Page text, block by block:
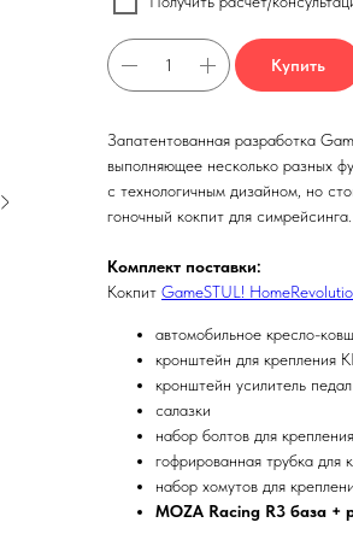
Купить
Запатентованная разработка
выполняющее несколько разных
с технологичным дизайном, но
гоночный кокпит для симрейсинга.
Комплект поставки:
Кокпит GameSTUL!
автомобильное кресло-
кронштейн для крепления
кронштейн усилитель
салазки
набор болтов для
гофрированная трубка для
набор хомутов для
MOZA Racing R3 база +